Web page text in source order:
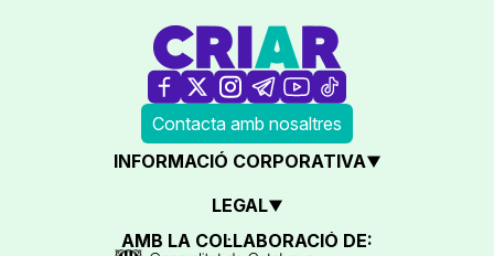
Contacta amb nosaltres
INFORMACIÓ CORPORATIVA
LEGAL
AMB LA COL·LABORACIÓ DE: